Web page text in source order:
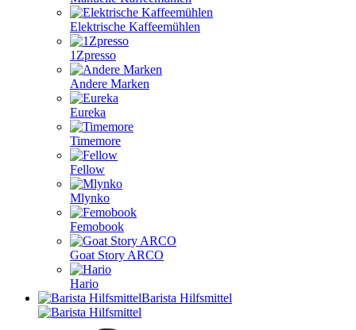
Elektrische Kaffeemühlen
1Zpresso
Andere Marken
Eureka
Timemore
Fellow
Mlynko
Femobook
Goat Story ARCO
Hario
Barista Hilfsmittel